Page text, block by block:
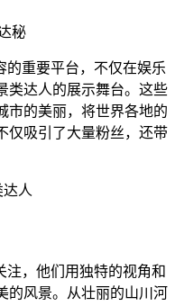
秘
的重要平台，不仅在娱乐
类达人的展示舞台。这些
市的美丽，将世界各地的
仅吸引了大量粉丝，还带
注，他们用独特的视角和
的风景。从壮丽的山川河